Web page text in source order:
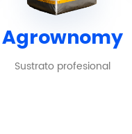
Agrownomy
Sustrato profesional